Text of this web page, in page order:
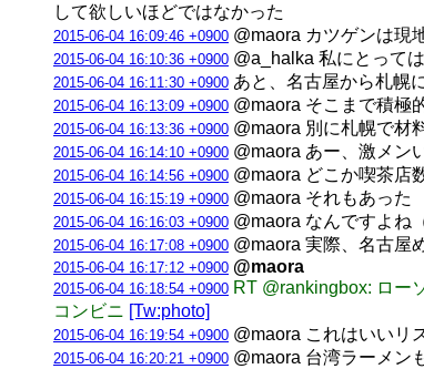
して欲しいほどではなかった
2015-06-04 16:09:46 +0900 @maora カツゲンは現
2015-06-04 16:10:36 +0900 @a_halka 私にとって
2015-06-04 16:11:30 +0900 あと、名古屋から札幌
2015-06-04 16:13:09 +0900 @maora そこまで積極
2015-06-04 16:13:36 +0900 @maora 別に札幌で材
2015-06-04 16:14:10 +0900 @maora あー、激メン
2015-06-04 16:14:56 +0900 @maora どこか喫茶店
2015-06-04 16:15:19 +0900 @maora それもあった
2015-06-04 16:16:03 +0900 @maora なんですよね
2015-06-04 16:17:08 +0900 @maora 実際、名古屋
2015-06-04 16:17:12 +0900 @maora
2015-06-04 16:18:54 +0900 RT @rankingbox: ロー
コンビニ [Tw:photo]
2015-06-04 16:19:54 +0900 @maora これはいいリ
2015-06-04 16:20:21 +0900 @maora 台湾ラーメン